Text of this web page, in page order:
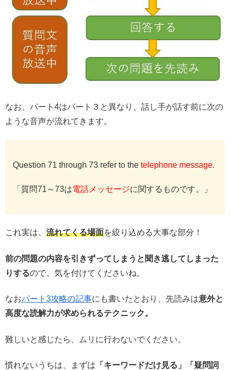
なお、パート4はパート３と異なり、話し手が話す前に次の
ような音声が流れてきます。
Question 71 through 73 refer to the telephone message.
「質問71～73は電話メッセージに関するものです。」
これ実は、 流れてくる場面を絞り込める大事な部分！
前の問題の内容を引きずってしまうと聞き逃してしまった
りするので、気を付けてくださいね。
なおパート3攻略の記事にも書いたとおり、先読みは意外と
高度な読解力が求められるテクニック。
難しいと感じたら、ムリに行わないでください。
慣れないうちは、まずは 「キーワードだけ見る」「疑問詞